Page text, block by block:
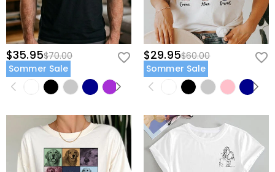
$35.95$70.00
Sommer Sale
$29.95$60.00
Sommer Sale